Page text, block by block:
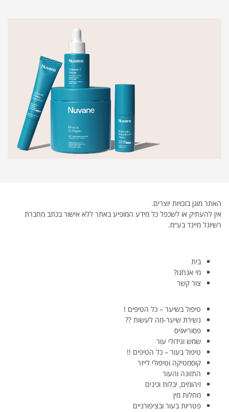
האתר מוגן בזכויות יוצרים.
אין להעתיק או לשכפל כל מידע המופיע באתר ללא אישור בכתב מחברת
רשיונל מיינד בע״מ.
בית
מי אנחנו?
צור קשר
טיפול בשיער – כל הטיפים !
נשירת שיער-מה לעשות ??
פסוריאזיס
שמש וגידולי עור
טיפול בעור – כל הטיפים !!
קוסמטיקה וטיפולי לייזר
התזונה והעור
זיהומים, יבלות וכינים
מחלות מין
פטריות בעור ובציפורניים